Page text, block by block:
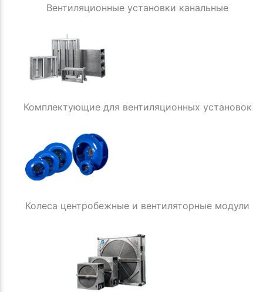
Вентиляционные установки канальные
Комплектующие для вентиляционных установок
Колеса центробежные и вентиляторные модули